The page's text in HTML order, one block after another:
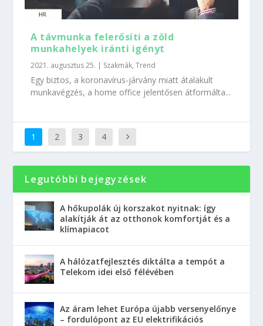
A távmunka felerősíti a zöld
munkahelyek iránti igényt
2021. augusztus 25. | Szakmák,Trend
Egy biztos, a koronavírus-járvány miatt átalakult
munkavégzés, a home office jelentősen átformálta...
1 2 3 4
Legutóbbi bejegyzések
A hőkupolák új korszakot nyitnak: így
alakítják át az otthonok komfortját és a
klímapiacot
A hálózatfejlesztés diktálta a tempót a
Telekom idei első félévében
Az áram lehet Európa újabb versenyelőnye
– fordulópont az EU elektrifikációs